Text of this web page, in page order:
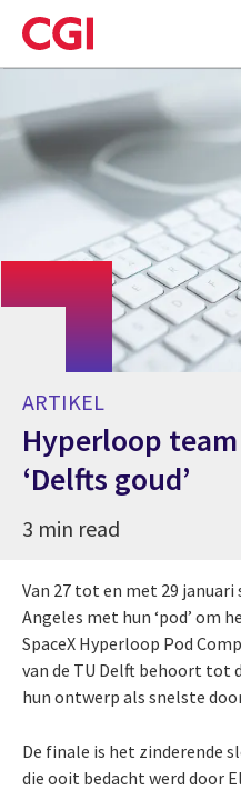
Skip
to
main
ARTIKEL
Hyperloop
‘Delfts goud’
3 min read
Van 27 tot en met 29
Angeles met hun ‘pod’ om
SpaceX Hyperloop Pod
van de TU Delft behoort tot
hun ontwerp als snelste
De finale is het zinderende
die ooit bedacht werd door